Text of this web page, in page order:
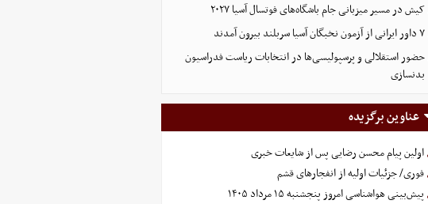
کیش در مسیر میزبانی جام باشگاه‌های فوتسال آسیا ۲۰۲۷
۷ داور ایرانی از آزمون نخبگان آسیا سربلند بیرون آمدند
حضور استقلالی و پرسپولیسی‌ها در انتخابات ریاست فدراسیون
بدنسازی
عناوین برگزیده
اولین پیام محسن رضایی پس از شایعات خبری
فوری/ جزئیات اولیه از انفجارهای قشم
پیش‌بینی هواشناسی امروز پنجشنبه ۱۵ مرداد ۱۴۰۵